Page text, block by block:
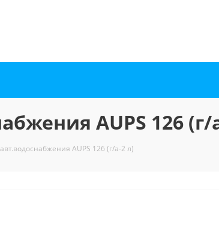
AUPS 126 (г/
AUPS 126 (г/а-2 л)